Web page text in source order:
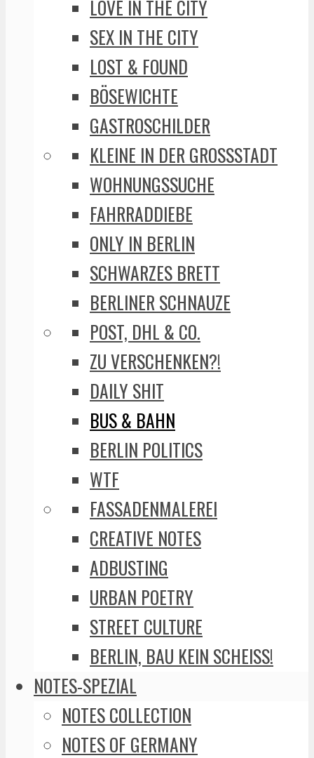
LOVE IN THE CITY
SEX IN THE CITY
LOST & FOUND
BÖSEWICHTE
GASTROSCHILDER
KLEINE IN DER GROSSSTADT
WOHNUNGSSUCHE
FAHRRADDIEBE
ONLY IN BERLIN
SCHWARZES BRETT
BERLINER SCHNAUZE
POST, DHL & CO.
ZU VERSCHENKEN?!
DAILY SHIT
BUS & BAHN
BERLIN POLITICS
WTF
FASSADENMALEREI
CREATIVE NOTES
ADBUSTING
URBAN POETRY
STREET CULTURE
BERLIN, BAU KEIN SCHEISS!
NOTES-SPEZIAL
NOTES COLLECTION
NOTES OF GERMANY